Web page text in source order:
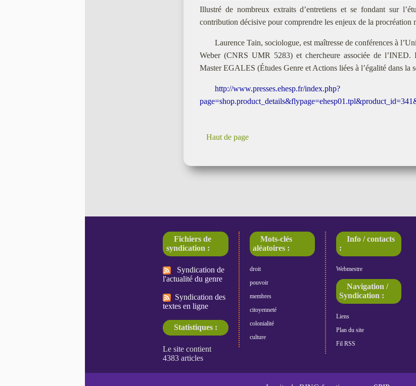
Illustré de nombreux extraits d’entretiens et se fondant sur
contribution décisive pour comprendre les enjeux de la procréation
Laurence Tain, sociologue, est maîtresse de conférences à
Weber (CNRS UMR 5283) et chercheure associée de l’INED.
Master EGALES (Études Genre et Actions liées à l’égalité dans la
http://www.presses.ehesp.fr/index.php?
Haut de page
Fichiers de
syndication :
Syndication de
l'actualité du genre
Syndication des
textes en ligne
Statistiques :
Mots-clés
aléatoires :
droit
pouvoir
membres
citoyenneté
colonialité
culture
Info / contacts
:
Webmestre
Navigation /
Syndication :
Liens
Plan du site
Fil RSS